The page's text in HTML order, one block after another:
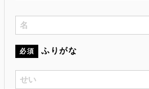
必須 ふりがな